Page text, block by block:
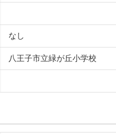
なし
八王子市立緑が丘小学校